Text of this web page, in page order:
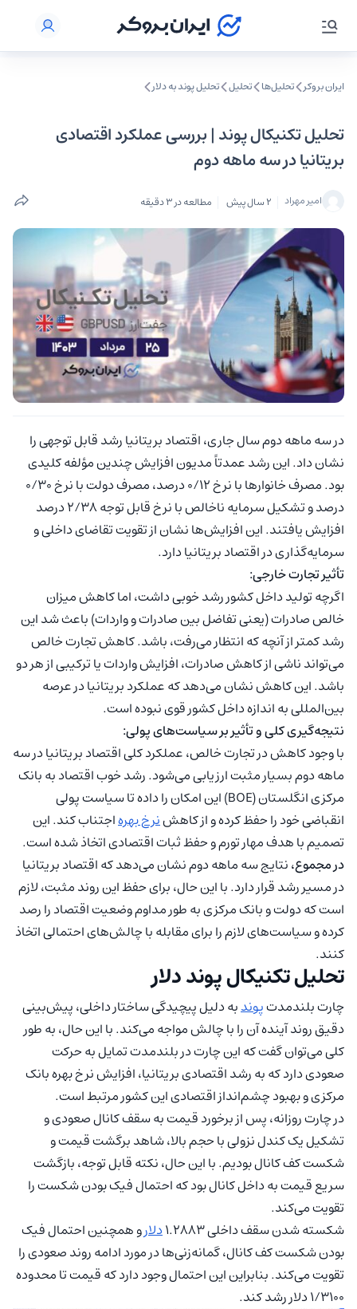
ایران بروکر تحلیل‌ها تحلیل‌ تحلیل پوند به دلار
تحلیل تکنیکال پوند | بررسی عملکرد اقتصادی
بریتانیا در سه ماهه دوم
امیر مهراد 2 سال پیش مطالعه در 3 دقیقه
در سه ماهه دوم سال جاری، اقتصاد بریتانیا رشد قابل توجهی را
نشان داد. این رشد عمدتاً مدیون افزایش چندین مؤلفه کلیدی
بود. مصرف خانوارها با نرخ ۰/۱۲ درصد، مصرف دولت با نرخ ۰/۳۰
درصد و تشکیل سرمایه ناخالص با نرخ قابل توجه ۲/۳۸ درصد
افزایش یافتند. این افزایش‌ها نشان از تقویت تقاضای داخلی و
سرمایه‌گذاری در اقتصاد بریتانیا دارد.
تأثیر تجارت خارجی:
اگرچه تولید داخل کشور رشد خوبی داشت، اما کاهش میزان
خالص صادرات (یعنی تفاضل بین صادرات و واردات) باعث شد این
رشد کمتر از آنچه که انتظار می‌رفت، باشد. کاهش تجارت خالص
می‌تواند ناشی از کاهش صادرات، افزایش واردات یا ترکیبی از هر دو
باشد. این کاهش نشان می‌دهد که عملکرد بریتانیا در عرصه
بین‌المللی به اندازه داخل کشور قوی نبوده است.
نتیجه‌گیری کلی و تأثیر بر سیاست‌های پولی:
با وجود کاهش در تجارت خالص، عملکرد کلی اقتصاد بریتانیا در سه
ماهه دوم بسیار مثبت ارزیابی می‌شود. رشد خوب اقتصاد به بانک
مرکزی انگلستان (BOE) این امکان را داده تا سیاست پولی
انقباضی خود را حفظ کرده و از کاهشنرخ بهرهاجتناب کند. این
تصمیم با هدف مهار تورم و حفظ ثبات اقتصادی اتخاذ شده است.
در مجموع،نتایج سه ماهه دوم نشان می‌دهد که اقتصاد بریتانیا
در مسیر رشد قرار دارد. با این حال، برای حفظ این روند مثبت، لازم
است که دولت و بانک مرکزی به طور مداوم وضعیت اقتصاد را رصد
کرده و سیاست‌های لازم را برای مقابله با چالش‌های احتمالی اتخاذ
کنند.
تحلیل تکنیکال پوند دلار
چارت بلندمدتپوندبه دلیل پیچیدگی ساختار داخلی، پیش‌بینی
دقیق روند آینده آن را با چالش مواجه می‌کند. با این حال، به طور
کلی می‌توان گفت که این چارت در بلندمدت تمایل به حرکت
صعودی دارد که به رشد اقتصادی بریتانیا، افزایش نرخ بهره بانک
مرکزی و بهبود چشم‌انداز اقتصادی این کشور مرتبط است.
در چارت روزانه، پس از برخورد قیمت به سقف کانال صعودی و
تشکیل یک کندل نزولی با حجم بالا، شاهد برگشت قیمت و
شکست کف کانال بودیم. با این حال، نکته قابل توجه، بازگشت
سریع قیمت به داخل کانال بود که احتمال فیک بودن شکست را
تقویت می‌کند.
شکسته شدن سقف داخلی 1.2883
دلارو همچنین احتمال فیک
بودن شکست کف کانال، گمانه‌زنی‌ها در مورد ادامه روند صعودی را
تقویت می‌کند. بنابراین این احتمال وجود دارد که قیمت تا محدوده
۱/۳۱۰۰ دلار رشد کند.